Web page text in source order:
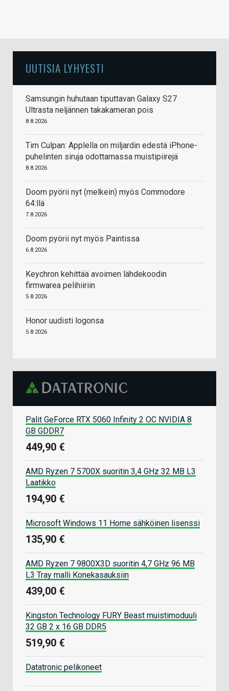
UUTISIA LYHYESTI
Samsungin huhutaan tiputtavan Galaxy S27
Ultrasta neljännen takakameran pois
8.8.2026
Tim Culpan: Applella on miljardin edestä iPhone-
puhelinten siruja odottamassa muistipiirejä
8.8.2026
Doom pyörii nyt (melkein) myös Commodore
64:llä
7.8.2026
Doom pyörii nyt myös Paintissa
6.8.2026
Keychron kehittää avoimen lähdekoodin
firmwarea pelihiiriin
5.8.2026
Honor uudisti logonsa
5.8.2026
Palit GeForce RTX 5060 Infinity 2 OC NVIDIA 8
GB GDDR7
449,90 €
AMD Ryzen 7 5700X suoritin 3,4 GHz 32 MB L3
Laatikko
194,90 €
Microsoft Windows 11 Home sähköinen lisenssi
135,90 €
AMD Ryzen 7 9800X3D suoritin 4,7 GHz 96 MB
L3 Tray malli Konekasauksiin
439,00 €
Kingston Technology FURY Beast muistimoduuli
32 GB 2 x 16 GB DDR5
519,90 €
Datatronic pelikoneet